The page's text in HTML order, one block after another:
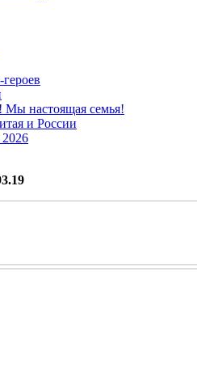
настоящая семья!
и России